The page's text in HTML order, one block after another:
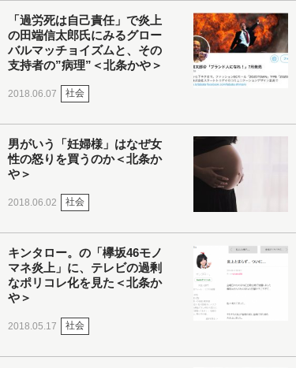
「過労死は自己責任」で炎上
の田端信太郎氏にみるグロー
バルマッチョイズムと、その
支持者の”病理”＜北条かや＞
2018.06.07 社会
男がいう「妊婦様」はなぜ女
性の怒りを買うのか＜北条か
や＞
2018.06.02 社会
キンタロー。の「欅坂46モノ
マネ炎上」に、テレビの過剰
なポリコレ化を見た＜北条か
や＞
2018.05.17 社会